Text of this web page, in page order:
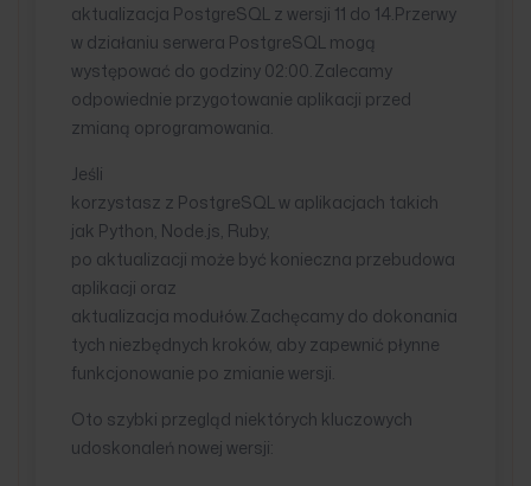
aktualizacja PostgreSQL z wersji 11 do 14.Przerwy
w działaniu serwera PostgreSQL mogą
występować do godziny 02:00.Zalecamy
odpowiednie przygotowanie aplikacji przed
zmianą oprogramowania.
Jeśli
korzystasz z PostgreSQL w aplikacjach takich
jak Python, Node.js, Ruby,
po aktualizacji może być konieczna przebudowa
aplikacji oraz
aktualizacja modułów.Zachęcamy do dokonania
tych niezbędnych kroków, aby zapewnić płynne
funkcjonowanie po zmianie wersji.
Oto szybki przegląd niektórych kluczowych
udoskonaleń nowej wersji: